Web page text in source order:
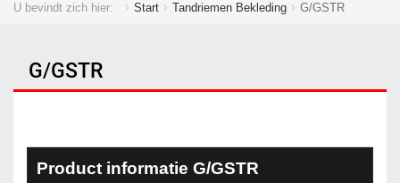
U bevindt zich hier: Start Tandriemen Bekleding G/GSTR
G/GSTR
Product informatie G/GSTR